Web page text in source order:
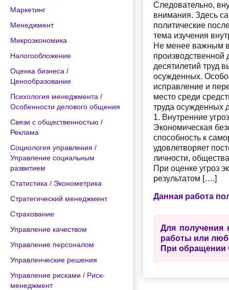
Маркетинг
Менеджмент
Микроэкономика
Налогообложение
Оценка бизнеса /
Ценообразование
Психология менеджмента /
Особенности делового общения
Связи с общественностью /
Реклама
Социология управления /
Управление социальным
развитием
Статистика / Эконометрика
Стратегический менеджмент
Страхование
Управление качеством
Управление персоналом
Управленческие решения
Управление рисками / Риск-
менеджмент
Следовательно,
внимания. Здесь
политические
тема изучения
Не менее важным
производственной
десятилетий труд
осужденных.
исправление и
место среди
труда осужденных
1. Внутренние
Экономическая
способность к
удовлетворяет
личности,
При оценке угроз
результатом [….]
Данная работа
Для получения
работы или
При обращении